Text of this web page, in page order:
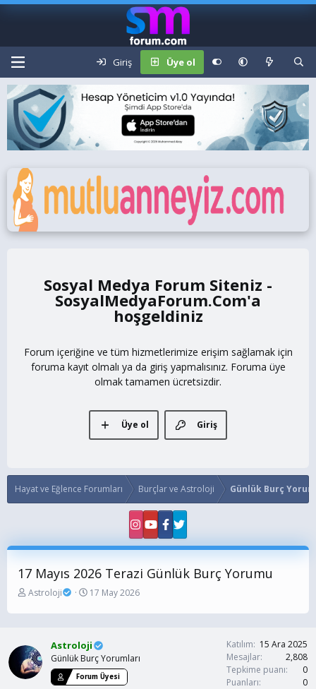
Giriş Üye ol
Sosyal Medya Forum Siteniz -
SosyalMedyaForum.Com
Forum içeriğine ve tüm hizmetlerimize erişim sağlamak için
foruma kayıt olmalı ya da giriş yapmalısınız. Foruma üye
olmak tamamen ücretsizdir.
Giriş
Üye ol
Hayat ve Eğlence Forumları Burçlar ve Astroloji Günlük Burç
17 Mayıs 2026 Terazi Günlük Burç Yorumu
K
n
u
y
u
b
Astroloji
B
ş
a
n
g
ı
17 May 2026
Astroloji
Günlük Burç Yorumları
Forum Üyesi
Katılım
15 Ara 2025
Mesajlar
2,808
Tepkime puanı
0
Puanları
0